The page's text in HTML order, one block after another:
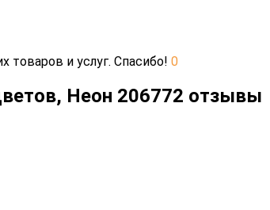
и услуг. Спасибо! 0
Неон 206772 отзывы